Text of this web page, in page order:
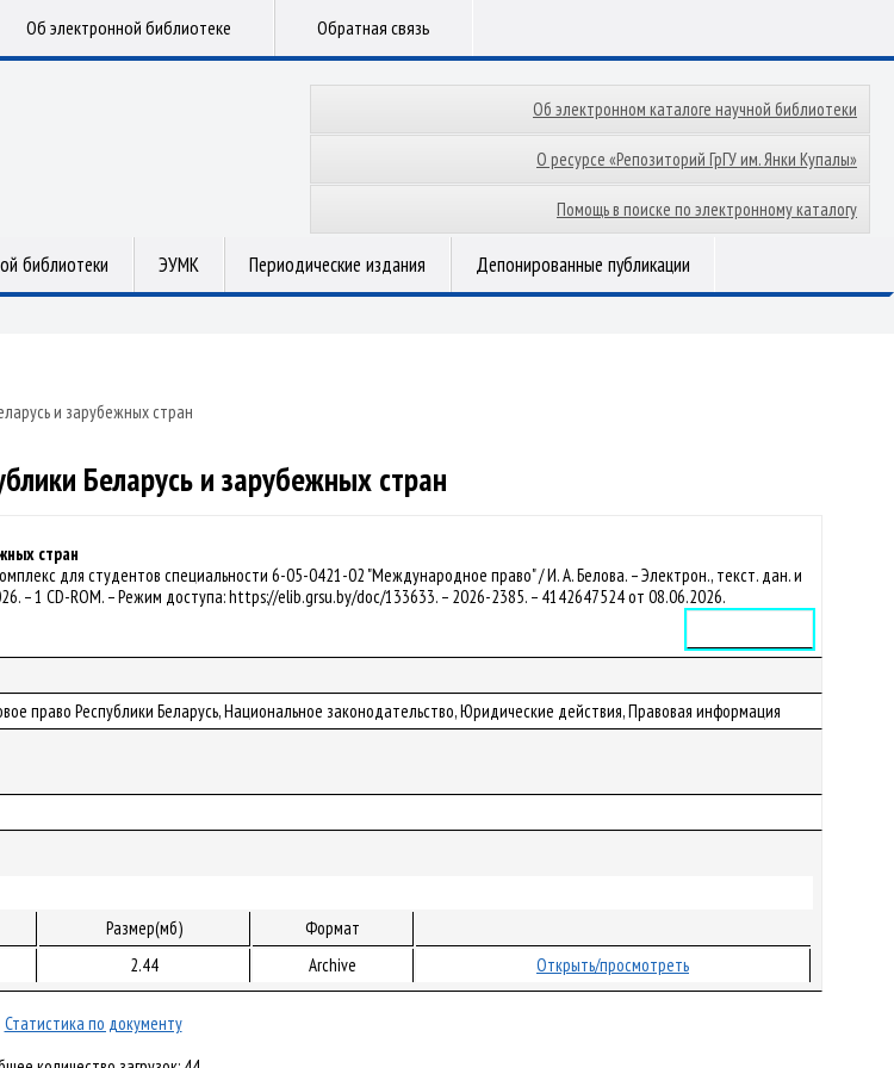
Об электронной библиотеке Обратная связь
Об электронном каталоге научной библиотеки
О ресурсе «Репозиторий ГрГУ им. Янки Купалы»
Помощь в поиске по электронному каталогу
библиотеки ЭУМК Периодические издания Депонированные публикации
и зарубежных стран
Беларусь и зарубежных стран
стран
для студентов специальности 6-05-0421-02 "Международное право" / И. А. Белова. – Электрон., текст. дан. и
– 1 CD-ROM. – Режим доступа: https://elib.grsu.by/doc/133633. – 2026-2385. – 4142647524 от 08.06.2026.
право Республики Беларусь, Национальное законодательство, Юридические действия, Правовая информация
Размер(мб)
Формат
2.44 Archive Открыть/просмотреть
Статистика по документу